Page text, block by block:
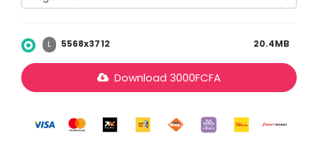
L 5568x3712 20.4MB
Download 3000FCFA